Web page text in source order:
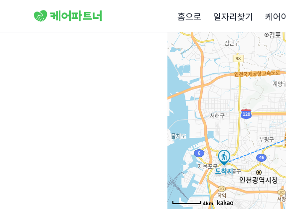
홈으로 일자리찾기 케어
4km
4km
4km
4km
4km
4km
4km
4km